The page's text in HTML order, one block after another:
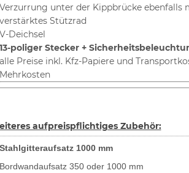
Verzurrung unter der Kippbrücke ebenfalls
verstärktes Stützrad
V-Deichsel
13-poliger Stecker +
alle Preise inkl. Kfz-Papiere und
Mehrkosten
aufpreispflichtiges Zubehör:
Stahlgitteraufsatz 1000 mm
Bordwandaufsatz 350 oder 1000 mm